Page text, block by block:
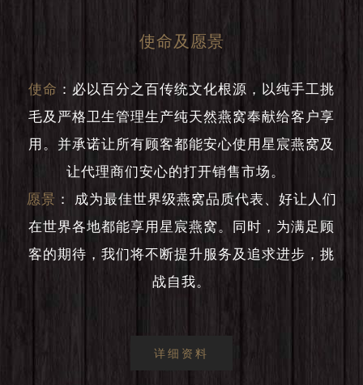
使命及愿景
使命 ： 必以百分之百传统文化根源，以纯手工挑
毛及严格卫生管理生产纯天然燕窝奉献给客户享
用。并承诺让所有顾客都能安心使用星宸燕窝及
让代理商们安心的打开销售市场。
愿景 ：
成为最佳世界级燕窝品质代表、好让人们
在世界各地都能享用星宸燕窝。同时，为满足顾
客的期待，我们将不断提升服务及追求进步，挑
战自我。
详细资料